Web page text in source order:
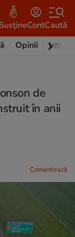
SusțineContCaută
Opinii
de
în anii
Comentează